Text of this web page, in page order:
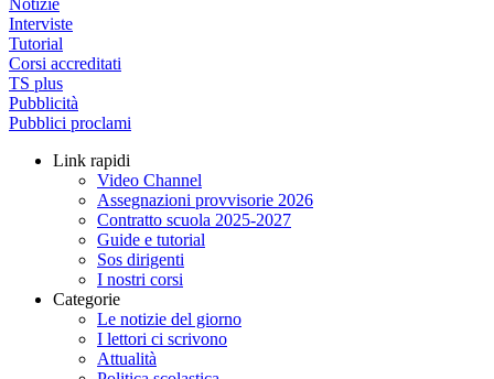
Notizie
Interviste
Tutorial
Corsi accreditati
TS plus
Pubblicità
Pubblici proclami
Link rapidi
Video Channel
Assegnazioni provvisorie 2026
Contratto scuola 2025-2027
Guide e tutorial
Sos dirigenti
I nostri corsi
Categorie
Le notizie del giorno
I lettori ci scrivono
Attualità